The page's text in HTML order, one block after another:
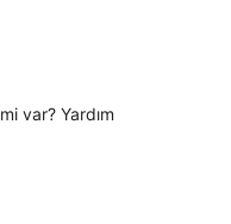
var? Yardım